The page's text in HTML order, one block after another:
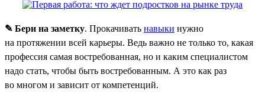
✎ Бери на заметку. Прокачивать навыки нужно
на протяжении всей карьеры. Ведь важно не только то, какая
профессия самая востребованная, но и каким специалистом
надо стать, чтобы быть востребованным. А это как раз
во многом и зависит от компетенций.